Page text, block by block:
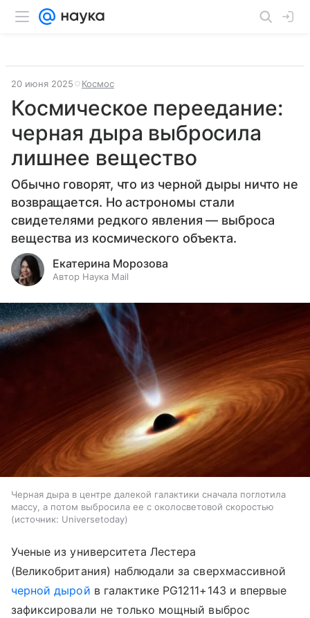
20 июня 2025 Космос
Космическое переедание:
черная дыра выбросила
лишнее вещество
Обычно говорят, что из черной дыры ничто не
возвращается. Но астрономы стали
свидетелями редкого явления — выброса
вещества из космического объекта.
Екатерина Морозова
Автор Наука Mail
Черная дыра в центре далекой галактики сначала поглотила
массу, а потом выбросила ее с околосветовой скоростью
источник: Universetoday
Ученые из университета Лестера
(Великобритания) наблюдали за сверхмассивной
черной дырой в галактике PG1211+143 и впервые
зафиксировали не только мощный выброс